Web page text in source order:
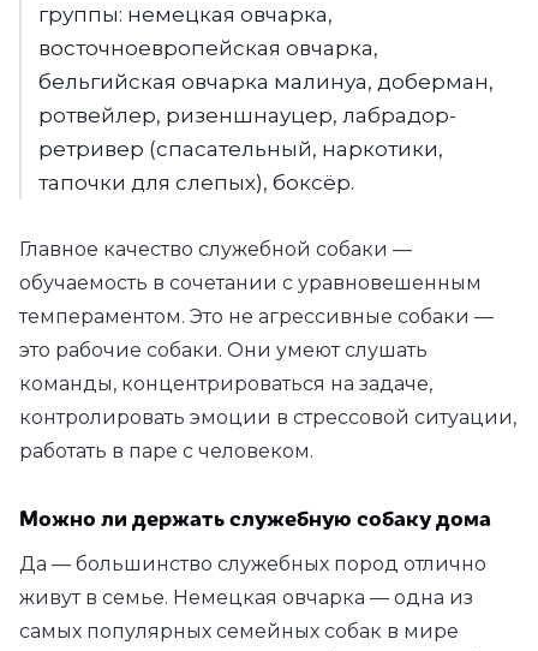
группы: немецкая овчарка,
восточноевропейская овчарка,
бельгийская овчарка малинуа, доберман,
ротвейлер, ризеншнауцер, лабрадор-
ретривер (спасательный, наркотики,
тапочки для слепых), боксёр.
Главное качество служебной собаки —
обучаемость в сочетании с уравновешенным
темпераментом. Это не агрессивные собаки —
это рабочие собаки. Они умеют слушать
команды, концентрироваться на задаче,
контролировать эмоции в стрессовой ситуации,
работать в паре с человеком.
Можно ли держать служебную собаку дома
Да — большинство служебных пород отлично
живут в семье. Немецкая овчарка — одна из
самых популярных семейных собак в мире